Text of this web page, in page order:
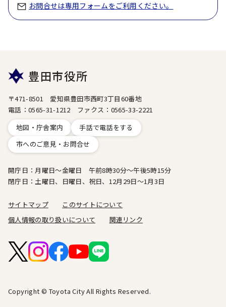
お問合せは専用フォームをご利用ください。
豊田市役所
〒471-8501 愛知県豊田市西町3丁目60番地
電話：0565-31-1212 ファクス：0565-33-2221
地図・庁舎案内
手話で電話をする
市へのご意見・お問合せ
開庁日：月曜日～金曜日 午前8時30分～午後5時15分
閉庁日：土曜日、日曜日、祝日、12月29日～1月3日
サイトマップ
このサイトについて
個人情報の取り扱いについて
関連リンク
Copyright © Toyota City All Rights Reserved.